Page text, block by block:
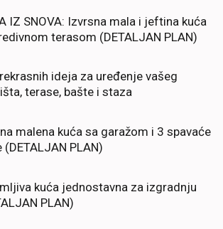
IZ SNOVA: Izvrsna mala i jeftina kuća
terasom (DETALJAN PLAN)
ideja za uređenje vašeg
terase, bašte i staza
malena kuća sa garažom i 3 spavaće
(DETALJAN PLAN)
kuća jednostavna za izgradnju
PLAN)